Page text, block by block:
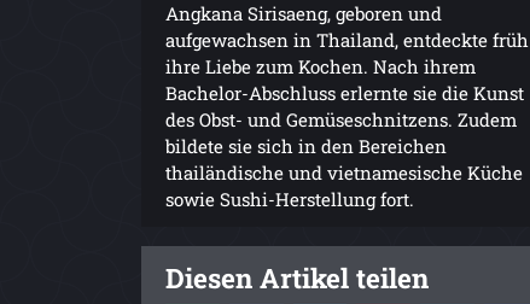
Angkana Sirisaeng, geboren und
aufgewachsen in Thailand, entdeckte früh
ihre Liebe zum Kochen. Nach ihrem
Bachelor-Abschluss erlernte sie die Kunst
des Obst- und Gemüseschnitzens. Zudem
bildete sie sich in den Bereichen
thailändische und vietnamesische Küche
sowie Sushi-Herstellung fort.
Diesen Artikel teilen